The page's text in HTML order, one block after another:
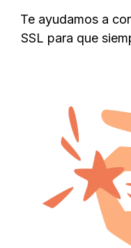
Te ayudamos a
SSL para que